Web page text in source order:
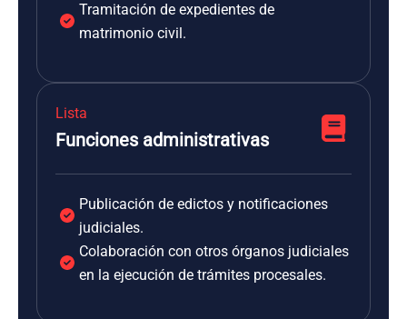
Tramitación de expedientes de
matrimonio civil.
Lista
Funciones administrativas
Publicación de edictos y notificaciones
judiciales.
Colaboración con otros órganos judiciales
en la ejecución de trámites procesales.